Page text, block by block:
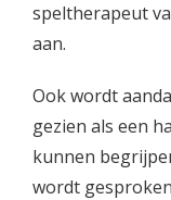
speltherapeut
aan.
Ook wordt
gezien als een
kunnen
wordt